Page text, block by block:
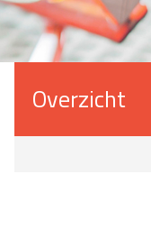
Overzicht